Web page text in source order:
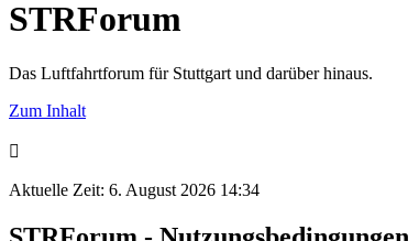
STRForum
Das Luftfahrtforum für Stuttgart und darüber hinaus.
Zum Inhalt
Aktuelle Zeit: 6. August 2026 14:34